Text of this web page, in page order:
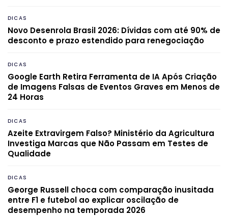
DICAS
Novo Desenrola Brasil 2026: Dívidas com até 90% de
desconto e prazo estendido para renegociação
DICAS
Google Earth Retira Ferramenta de IA Após Criação
de Imagens Falsas de Eventos Graves em Menos de
24 Horas
DICAS
Azeite Extravirgem Falso? Ministério da Agricultura
Investiga Marcas que Não Passam em Testes de
Qualidade
DICAS
George Russell choca com comparação inusitada
entre F1 e futebol ao explicar oscilação de
desempenho na temporada 2026